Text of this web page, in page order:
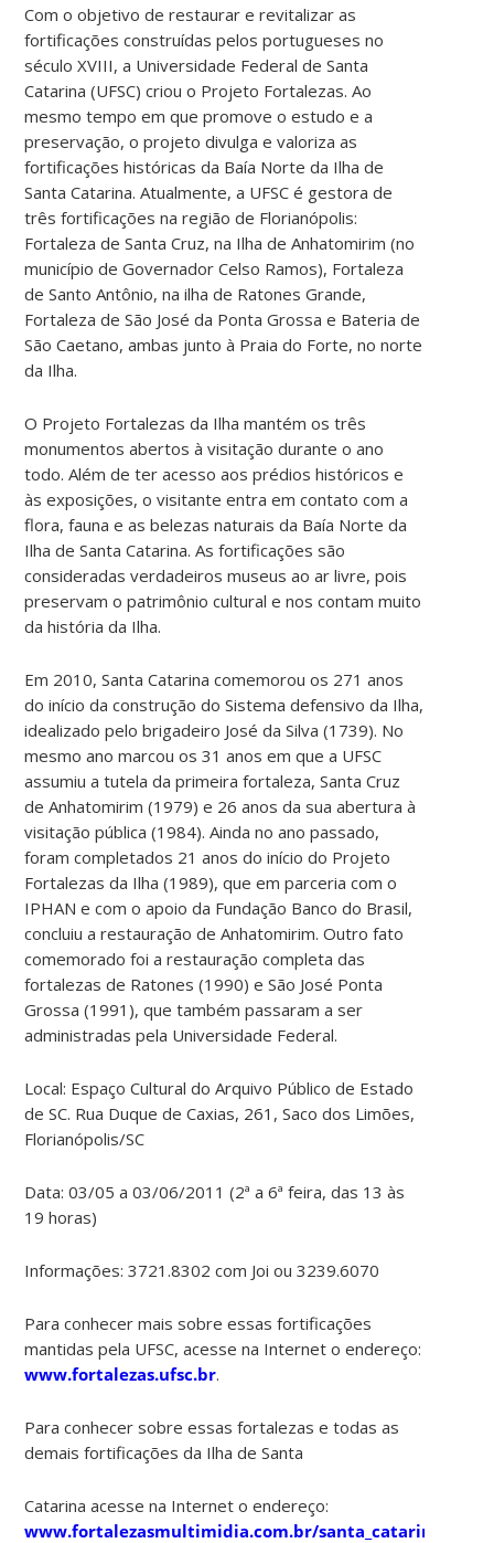
Com o objetivo de restaurar e revitalizar as
fortificações construídas pelos portugueses no
século XVIII, a Universidade Federal de Santa
Catarina (UFSC) criou o Projeto Fortalezas. Ao
mesmo tempo em que promove o estudo e a
preservação, o projeto divulga e valoriza as
fortificações históricas da Baía Norte da Ilha de
Santa Catarina. Atualmente, a UFSC é gestora de
três fortificações na região de Florianópolis:
Fortaleza de Santa Cruz, na Ilha de Anhatomirim (no
município de Governador Celso Ramos), Fortaleza
de Santo Antônio, na ilha de Ratones Grande,
Fortaleza de São José da Ponta Grossa e Bateria de
São Caetano, ambas junto à Praia do Forte, no norte
da Ilha.
O Projeto Fortalezas da Ilha mantém os três
monumentos abertos à visitação durante o ano
todo. Além de ter acesso aos prédios históricos e
às exposições, o visitante entra em contato com a
flora, fauna e as belezas naturais da Baía Norte da
Ilha de Santa Catarina. As fortificações são
consideradas verdadeiros museus ao ar livre, pois
preservam o patrimônio cultural e nos contam muito
da história da Ilha.
Em 2010, Santa Catarina comemorou os 271 anos
do início da construção do Sistema defensivo da Ilha,
idealizado pelo brigadeiro José da Silva (1739). No
mesmo ano marcou os 31 anos em que a UFSC
assumiu a tutela da primeira fortaleza, Santa Cruz
de Anhatomirim (1979) e 26 anos da sua abertura à
visitação pública (1984). Ainda no ano passado,
foram completados 21 anos do início do Projeto
Fortalezas da Ilha (1989), que em parceria com o
IPHAN e com o apoio da Fundação Banco do Brasil,
concluiu a restauração de Anhatomirim. Outro fato
comemorado foi a restauração completa das
fortalezas de Ratones (1990) e São José Ponta
Grossa (1991), que também passaram a ser
administradas pela Universidade Federal.
Local: Espaço Cultural do Arquivo Público de Estado
de SC. Rua Duque de Caxias, 261, Saco dos Limões,
Florianópolis/SC
Data: 03/05 a 03/06/2011 (2ª a 6ª feira, das 13 às
19 horas)
Informações: 3721.8302 com Joi ou 3239.6070
Para conhecer mais sobre essas fortificações
mantidas pela UFSC, acesse na Internet o endereço:
www.fortalezas.ufsc.br.
Para conhecer sobre essas fortalezas e todas as
demais fortificações da Ilha de Santa
Catarina acesse na Internet o endereço:
www.fortalezasmultimidia.com.br/santa_catarina